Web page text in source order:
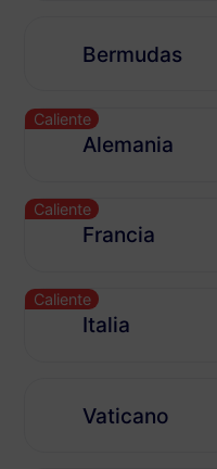
Bermudas
Alemania
Caliente
Francia
Caliente
Italia
Caliente
Vaticano